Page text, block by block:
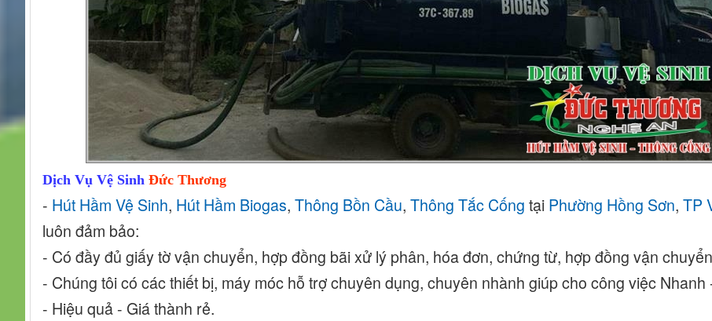
Dịch Vụ Vệ Sinh Đức Thương
- Hút Hầm Vệ Sinh, Hút Hầm Biogas, Thông Bồn Cầu, Thông Tắc Cống tại Phường Hồng Sơn, TP
luôn đảm bảo:
- Có đầy đủ giấy tờ vận chuyển, hợp đồng bãi xử lý phân, hóa đơn, chứng từ, hợp đồng vận
- Chúng tôi có các thiết bị, máy móc hỗ trợ chuyên dụng, chuyên nhành giúp cho công việc Nhanh
- Hiệu quả - Giá thành rẻ.